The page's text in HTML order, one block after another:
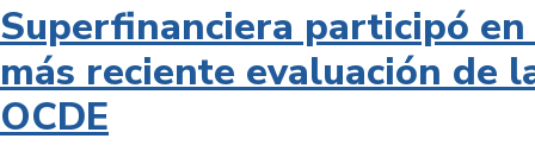
Superfinanciera participó
más reciente evaluación de
OCDE